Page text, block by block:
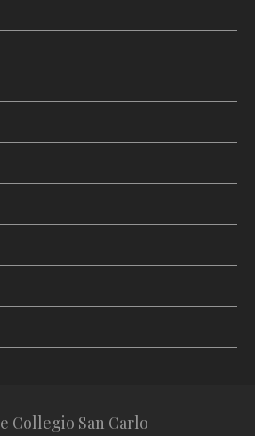
Collegio San Carlo